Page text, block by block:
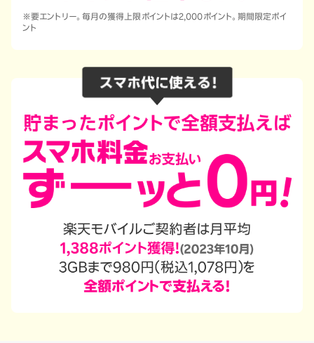
※要エントリー。毎月の獲得上限ポイントは2,000ポイント。期間限定ポイ
ント